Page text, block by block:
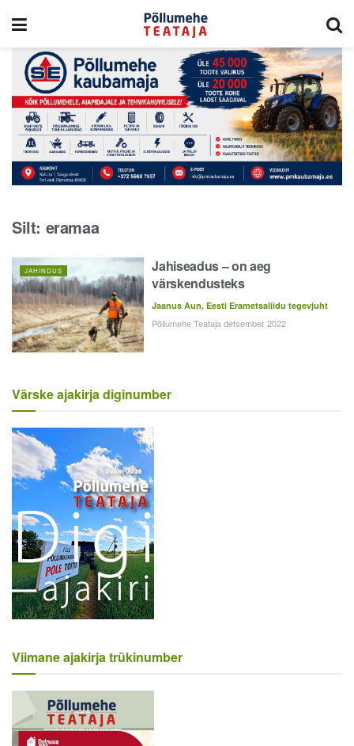
Silt: eramaa
JAHINDUS
Jahiseadus – on aeg
värskendusteks
Jaanus Aun, Eesti Erametsaliidu tegevjuht
Põllumehe Teataja detsember 2022
Värske ajakirja diginumber
Viimane ajakirja trükinumber